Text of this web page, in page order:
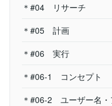
＊#04 リサーチ
＊#05 計画
＊#06 実行
＊#06-1 コンセプト
＊#06-2 ユーザー名・